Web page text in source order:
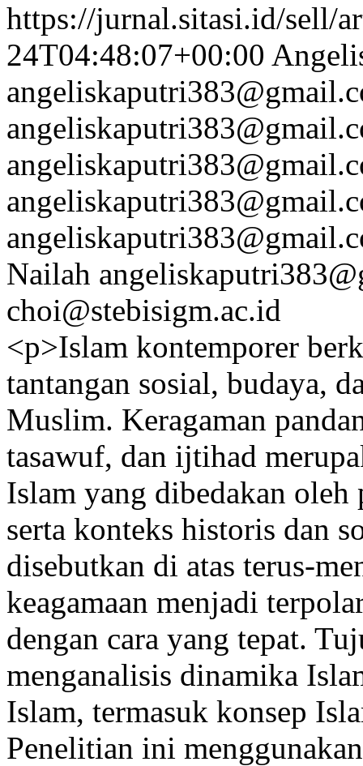
https://jurnal.sitasi.id/sell/
24T04:48:07+00:00
Nailah
choi@stebisigm.ac.id
<p>Islam kontemporer
tantangan sosial, budaya,
Muslim. Keragaman
tasawuf, dan ijtihad
Islam yang dibedakan oleh
serta konteks historis dan
disebutkan di atas terus-
keagamaan menjadi
dengan cara yang tepat.
menganalisis dinamika
Islam, termasuk konsep
Penelitian ini